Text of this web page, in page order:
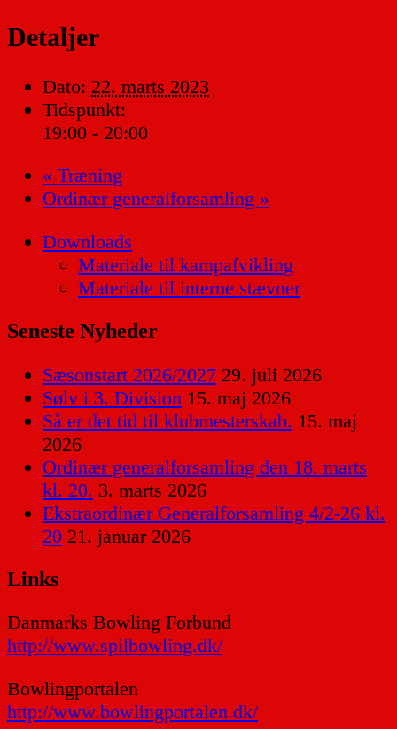
Detaljer
Dato: 22. marts 2023
Tidspunkt:
19:00 - 20:00
« Træning
Ordinær generalforsamling »
Downloads
Materiale til kampafvikling
Materiale til interne stævner
Seneste Nyheder
Sæsonstart 2026/2027 29. juli 2026
Sølv i 3. Division 15. maj 2026
Så er det tid til klubmesterskab. 15. maj
2026
Ordinær generalforsamling den 18. marts
kl. 20. 3. marts 2026
Ekstraordinær Generalforsamling 4/2-26 kl.
20 21. januar 2026
Links
Danmarks Bowling Forbund
http://www.spilbowling.dk/
Bowlingportalen
http://www.bowlingportalen.dk/